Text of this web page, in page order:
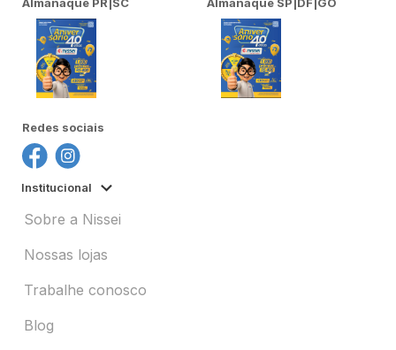
Redes sociais
Institucional
Sobre a Nissei
Nossas lojas
Trabalhe conosco
Blog